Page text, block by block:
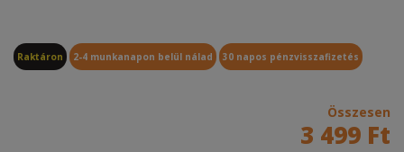
Raktáron 2-4 munkanapon belül nálad 30 napos pénzvisszafizetés
Összesen
3 499 Ft